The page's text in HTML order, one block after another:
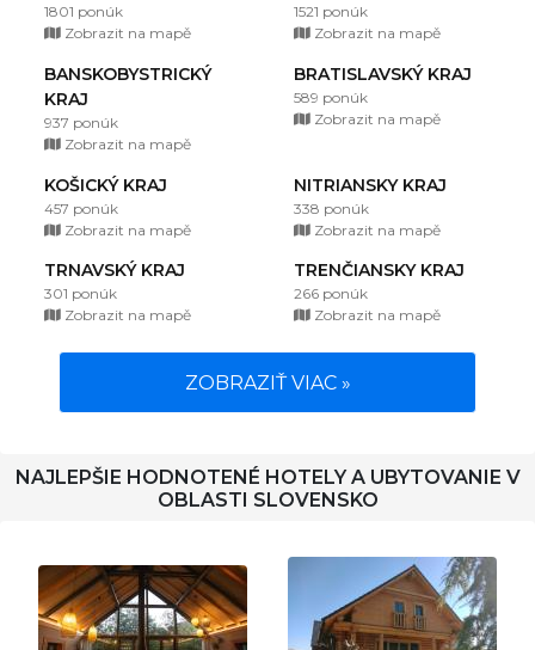
1801 ponúk
Zobrazit na mapě
1521 ponúk
Zobrazit na mapě
BANSKOBYSTRICKÝ
KRAJ
937 ponúk
Zobrazit na mapě
BRATISLAVSKÝ KRAJ
589 ponúk
Zobrazit na mapě
KOŠICKÝ KRAJ
457 ponúk
Zobrazit na mapě
NITRIANSKY KRAJ
338 ponúk
Zobrazit na mapě
TRNAVSKÝ KRAJ
301 ponúk
Zobrazit na mapě
TRENČIANSKY KRAJ
266 ponúk
Zobrazit na mapě
ZOBRAZIŤ VIAC »
NAJLEPŠIE HODNOTENÉ HOTELY A UBYTOVANIE V
OBLASTI SLOVENSKO